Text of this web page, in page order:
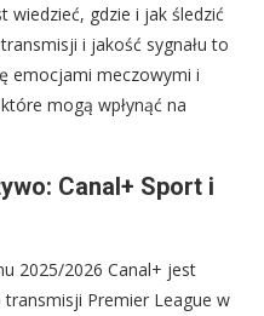
wiedzieć, gdzie i jak śledzić
i jakość sygnału to
emocjami meczowymi i
mogą wpłynąć na
Canal+ Sport i
2025/2026 Canal+ jest
Premier League w